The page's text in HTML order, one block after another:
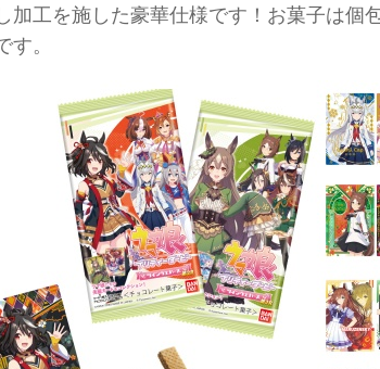
加工を施した豪華仕様です！お菓子は個
。